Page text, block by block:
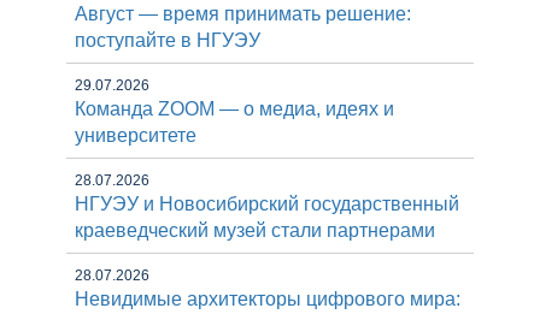
Август — время принимать решение:
поступайте в НГУЭУ
29.07.2026
Команда ZOOM — о медиа, идеях и
университете
28.07.2026
НГУЭУ и Новосибирский государственный
краеведческий музей стали партнерами
28.07.2026
Невидимые архитекторы цифрового мира: